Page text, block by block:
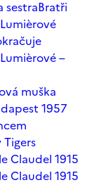
sestraBratři
–
muška
1957
Claudel 1915
Claudel 1915